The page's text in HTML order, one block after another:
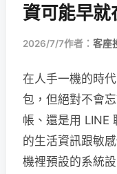
資可能早就
2026/7/7作者： 客座
在人手一機的時
包，但絕對不會
帳、還是用 LINE
的生活資訊跟敏
機裡預設的系統